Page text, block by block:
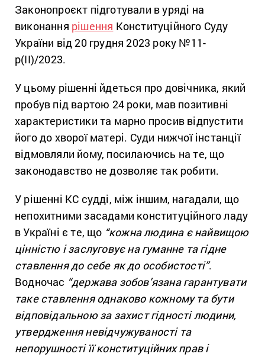
Законопроєкт підготували в уряді на
виконання рішення Конституційного Суду
України від 20 грудня 2023 року №11-
р(ІІ)/2023.
У цьому рішенні йдеться про довічника, який
пробув під вартою 24 роки, мав позитивні
характеристики та марно просив відпустити
його до хворої матері. Суди нижчої інстанції
відмовляли йому, посилаючись на те, що
законодавство не дозволяє так робити.
У рішенні КС судді, між іншим, нагадали, що
непохитними засадами конституційного ладу
в Україні є те, що “кожна людина є найвищою
цінністю і заслуговує на гуманне та гідне
ставлення до себе як до особистості”.
Водночас “держава зобов’язана гарантувати
таке ставлення однаково кожному та бути
відповідальною за захист гідності людини,
утвердження невідчужуваності та
непорушності її конституційних прав і